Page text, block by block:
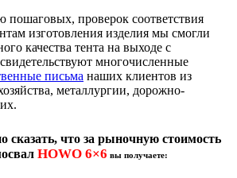
пошаговых, проверок соответствия
изготовления изделия мы смогли
качества тента на выходе с
многочисленные
письма наших клиентов из
металлургии, дорожно-
сказать, что за рыночную стоимость
HOWO 6×6 вы получаете: